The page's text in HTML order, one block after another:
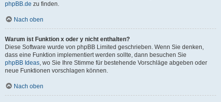
phpBB.de zu finden.
Nach oben
Warum ist Funktion x oder y nicht enthalten?
Diese Software wurde von phpBB Limited geschrieben. Wenn Sie denken,
dass eine Funktion implementiert werden sollte, dann besuchen Sie
phpBB Ideas, wo Sie Ihre Stimme für bestehende Vorschläge abgeben oder
neue Funktionen vorschlagen können.
Nach oben